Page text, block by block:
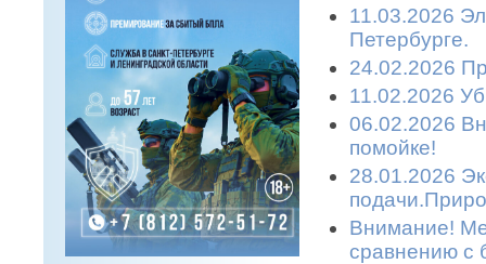
11.03.2026
Петербурге.
24.02.2026
11.02.2026
06.02.2026
помойке!
28.01.2026
Внимание!
сравнению с